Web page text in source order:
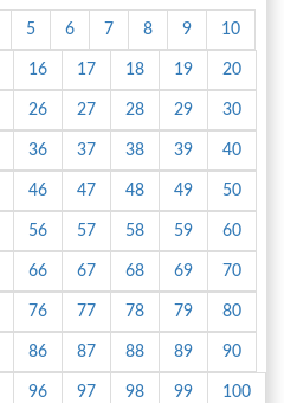
5 6 7 8 9 10
16 17 18 19 20
26 27 28 29 30
36 37 38 39 40
46 47 48 49 50
56 57 58 59 60
66 67 68 69 70
76 77 78 79 80
86 87 88 89 90
96 97 98 99 100